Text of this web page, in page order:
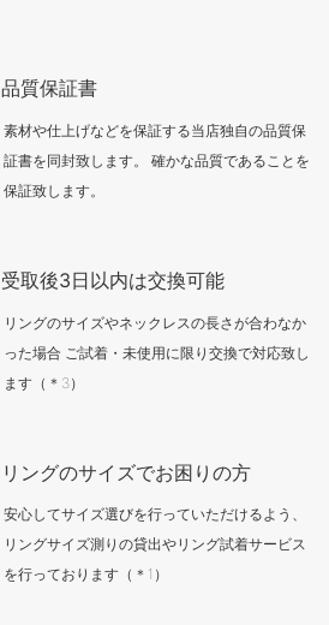
品質保証書
素材や仕上げなどを保証する当店独自の品質保
証書を同封致します。 確かな品質であることを
保証致します。
受取後3日以内は交換可能
リングのサイズやネックレスの長さが合わなか
った場合 ご試着・未使用に限り交換で対応致し
ます（＊3）
リングのサイズでお困りの方
安心してサイズ選びを行っていただけるよう、
リングサイズ測りの貸出やリング試着サービス
を行っております（＊1）